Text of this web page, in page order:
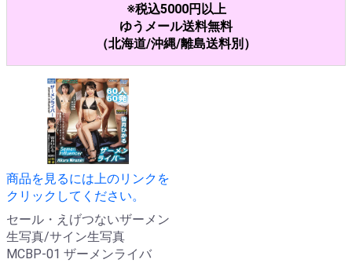
※税込5000円以上
ゆうメール送料無料
（北海道/沖縄/離島送料別）
商品を見るには上のリンクを
クリックしてください。
セール・えげつないザーメン
生写真/サイン生写真
MCBP-01 ザーメンライバ